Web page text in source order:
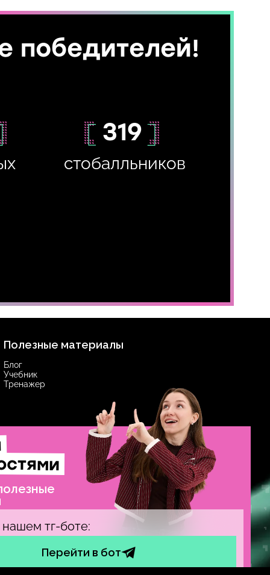
победителей!
319
стобалльников
Полезные материалы
Блог
Учебник
Тренажер
тг-боте:
Перейти в бот